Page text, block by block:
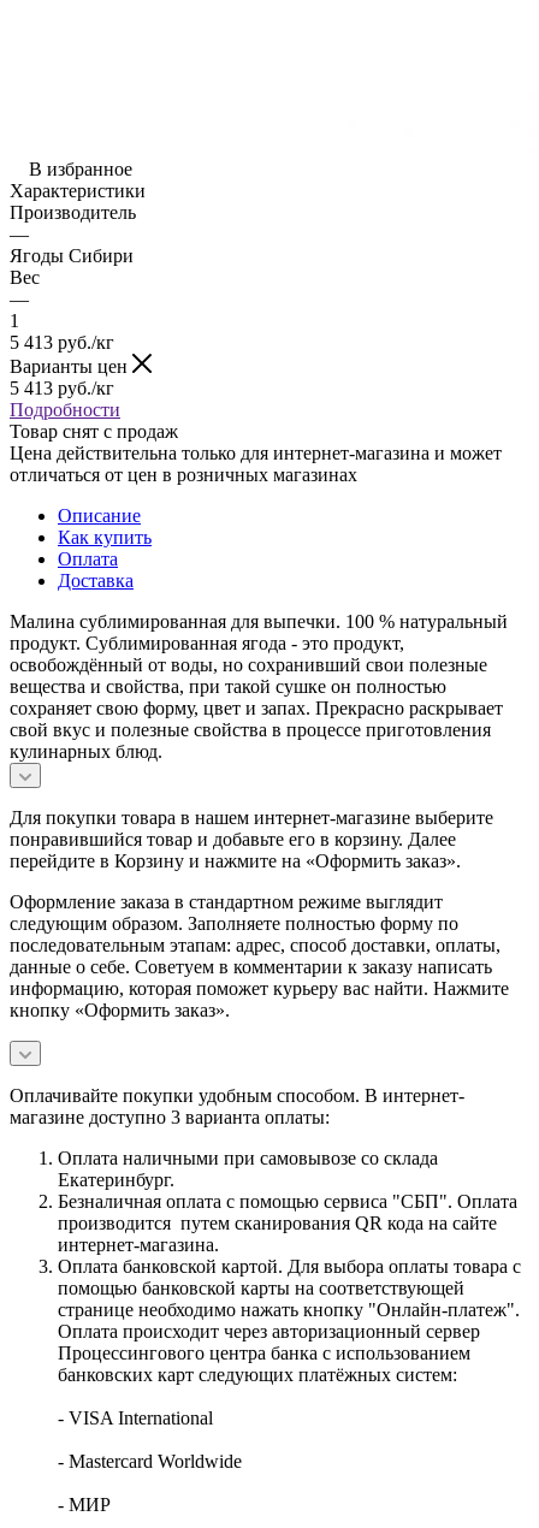
В избранное
Характеристики
Производитель
—
Ягоды Сибири
Вес
—
1
5 413 руб./кг
Варианты цен
5 413 руб./кг
Подробности
Товар снят с продаж
Цена действительна только для интернет-магазина и может
отличаться от цен в розничных магазинах
Описание
Как купить
Оплата
Доставка
Малина сублимированная для выпечки. 100 % натуральный
продукт. Сублимированная ягода - это продукт,
освобождённый от воды, но сохранивший свои полезные
вещества и свойства, при такой сушке он полностью
сохраняет свою форму, цвет и запах. Прекрасно раскрывает
свой вкус и полезные свойства в процессе приготовления
кулинарных блюд.
Для покупки товара в нашем интернет-магазине выберите
понравившийся товар и добавьте его в корзину. Далее
перейдите в Корзину и нажмите на «Оформить заказ».
Оформление заказа в стандартном режиме выглядит
следующим образом. Заполняете полностью форму по
последовательным этапам: адрес, способ доставки, оплаты,
данные о себе. Советуем в комментарии к заказу написать
информацию, которая поможет курьеру вас найти. Нажмите
кнопку «Оформить заказ».
Оплачивайте покупки удобным способом. В интернет-
магазине доступно 3 варианта оплаты:
Оплата наличными при самовывозе со склада
Екатеринбург.
Безналичная оплата с помощью сервиса "СБП". Оплата
производится путем сканирования QR кода на сайте
интернет-магазина.
Оплата банковской картой. Для выбора оплаты товара с
помощью банковской карты на соответствующей
странице необходимо нажать кнопку "Онлайн-платеж".
Оплата происходит через авторизационный сервер
Процессингового центра банка с использованием
банковских карт следующих платёжных систем:
- VISA International
- Mastercard Worldwide
- МИР